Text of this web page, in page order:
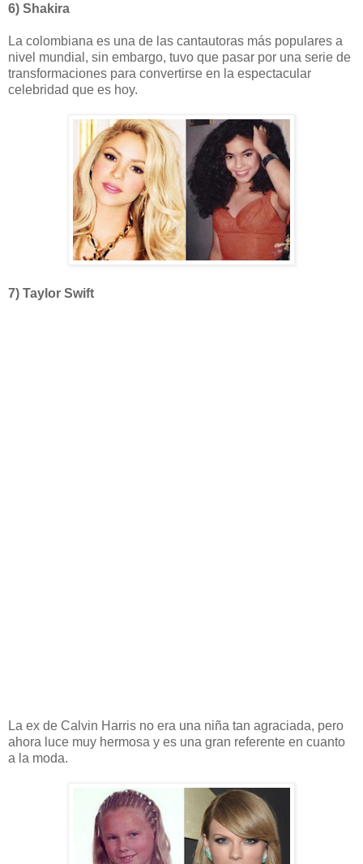
6) Shakira
La colombiana es una de las cantautoras más populares a
nivel mundial, sin embargo, tuvo que pasar por una serie de
transformaciones para convertirse en la espectacular
celebridad que es hoy.
7) Taylor Swift
La ex de Calvin Harris no era una niña tan agraciada, pero
ahora luce muy hermosa y es una gran referente en cuanto
a la moda.